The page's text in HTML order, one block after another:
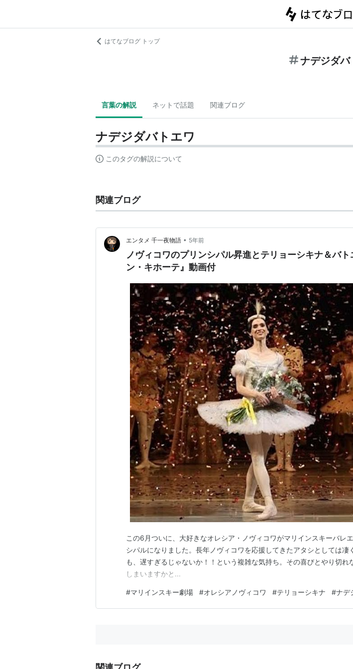
はてなブログ トップ
ナデジダバ
言葉の解説 ネットで話題 関連ブログ
ナデジダバトエワ
このタグの解説について
関連ブログ
エンタメ 千一夜物語 • 5年前
ノヴィコワのプリンシパル昇進とテリョーシキナ＆バト
ン・キホーテ』動画付
この6月ついに、大好きなオレシア・ノヴィコワがマリインスキーバレ
シパルになりました。長年ノヴィコワを応援してきたアタシとしては凄
も、遅すぎるじゃないか！！という複雑な気持ち。その喜びとやり切れ
しまいますかと...
#マリインスキー劇場 #オレシアノヴィコワ #テリョーシキナ #ナデ